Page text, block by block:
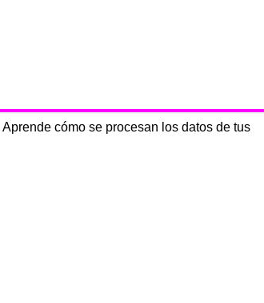
Aprende cómo se procesan los datos de tus